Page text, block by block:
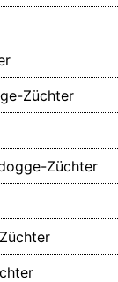
Züchter
Züchter